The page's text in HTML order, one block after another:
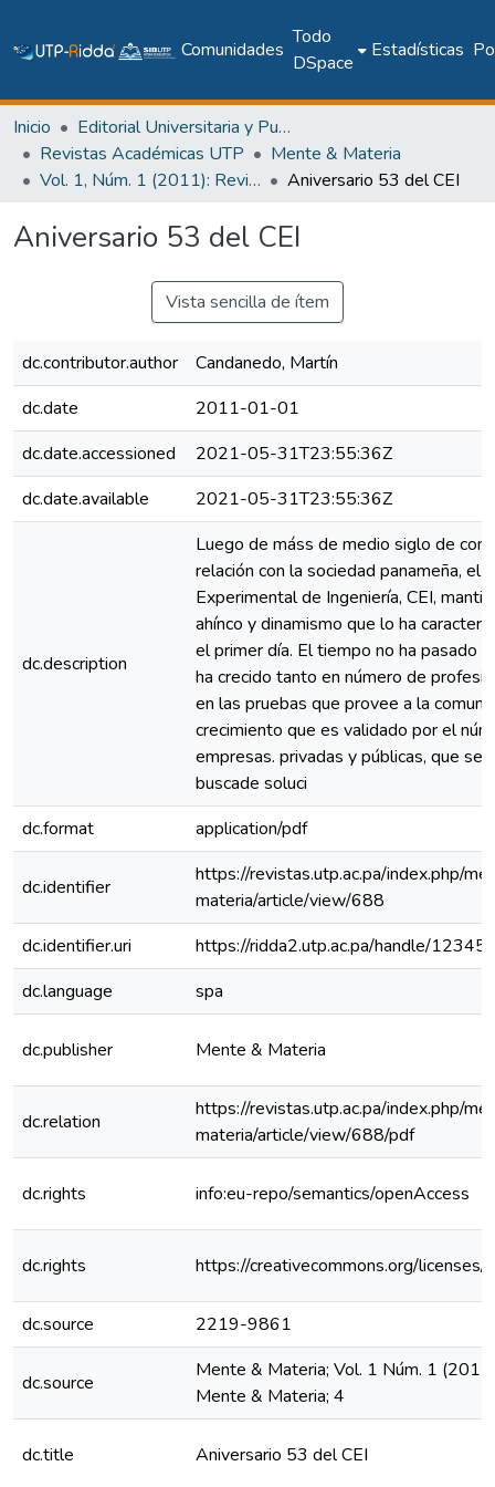
Comunidades
Todo
DSpace
Estadísticas
Inicio
Editorial Universitaria y Publicaciones Seriadas
Revistas Académicas UTP
Mente & Materia
Vol. 1, Núm. 1 (2011): Revista Mente & Materia
Aniversario 53 del CEI
Aniversario 53 del CEI
Vista sencilla de ítem
dc.contributor.author
Candanedo, Martín
dc.date
2011-01-01
dc.date.accessioned
2021-05-31T23:55:36Z
dc.date.available
2021-05-31T23:55:36Z
dc.description
Luego de máss de medio siglo de
relación con la sociedad panameña, el
Experimental de Ingeniería, CEI,
ahínco y dinamismo que lo ha
el primer día. El tiempo no ha pasado
ha crecido tanto en número de
en las pruebas que provee a la
crecimiento que es validado por el
empresas. privadas y públicas, que se
buscade soluci
dc.format
application/pdf
dc.identifier
https://revistas.utp.ac.pa/index.php/
materia/article/view/688
dc.identifier.uri
https://ridda2.utp.ac.pa/handle/
dc.language
spa
dc.publisher Mente & Materia
dc.relation
https://revistas.utp.ac.pa/index.php/
materia/article/view/688/pdf
dc.rights info:eu-repo/semantics/openAccess
dc.rights https://creativecommons.org/
dc.source 2219-9861
dc.source
Mente & Materia; Vol. 1 Núm. 1
Mente & Materia; 4
dc.title Aniversario 53 del CEI